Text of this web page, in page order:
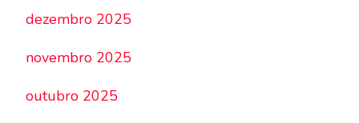
dezembro 2025
novembro 2025
outubro 2025